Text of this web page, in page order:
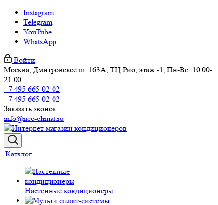
Instagram
Telegram
YouTube
WhatsApp
Войти
Москва, Дмитровское ш. 163А, ТЦ Рио, этаж -1; Пн-Вс: 10:00-
21:00
+7 495 665-02-02
+7 495 665-02-02
Заказать звонок
info@neo-climat.ru
Каталог
Настенные кондиционеры